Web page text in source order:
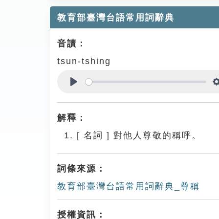
教育部臺灣台語常用詞辭典
音讀：
tsun-tshing
解釋：
[ 名詞 ] 對他人尊敬的稱呼。
詞條來源：
教育部臺灣台語常用詞辭典_尊稱
授權資訊：